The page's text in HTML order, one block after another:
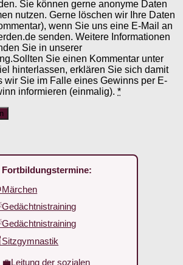
Sie können gerne anonyme Daten
nutzen. Gerne löschen wir Ihre Daten
wenn Sie uns eine E-Mail an
senden. Weitere Informationen
Sie in unserer
Sie einen Kommentar unter
hinterlassen, erklären Sie sich damit
wir Sie im Falle eines Gewinns per E-
informieren (einmalig). *
Fortbildungstermine:
der sozialen